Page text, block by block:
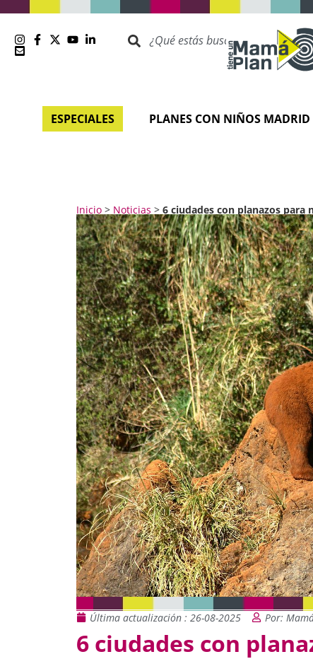
ESPECIALES PLANES CON NIÑOS MADRID
Inicio> Noticias > 6 ciudades con planazos para
Última actualización : 26-08-2025 Por:
6 ciudades con